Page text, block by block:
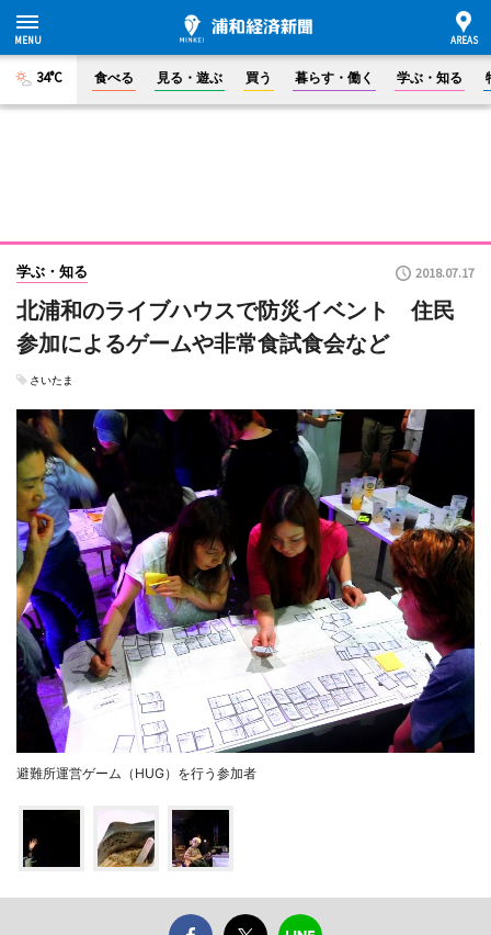
34°C 食べる 見る・遊ぶ 買う 暮らす・働く 学ぶ・知る
学ぶ・知る 2018.07.17
北浦和のライブハウスで防災イベント 住民
参加によるゲームや非常食試食会など
さいたま
避難所運営ゲーム（HUG）を行う参加者